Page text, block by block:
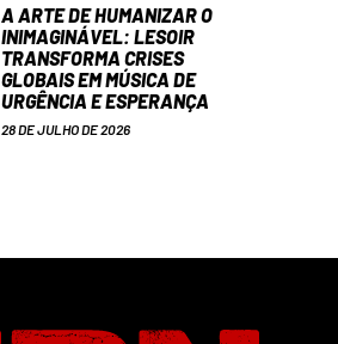
A ARTE DE HUMANIZAR O
INIMAGINÁVEL: LESOIR
TRANSFORMA CRISES
GLOBAIS EM MÚSICA DE
URGÊNCIA E ESPERANÇA
28 DE JULHO DE 2026